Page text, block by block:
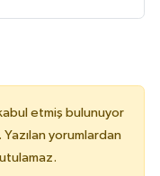
etmiş bulunuyor
yorumlardan